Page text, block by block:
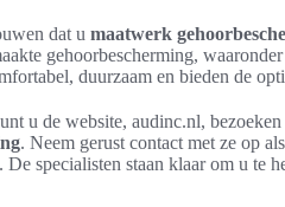
dat u maatwerk
gehoorbescherming,
duurzaam en bieden de
u de website, audinc.nl,
. Neem gerust contact met ze op
specialisten staan klaar om u te